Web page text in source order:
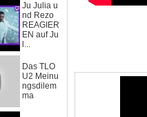
Ju Julia u
nd Rezo
REAGIER
EN auf Ju
l...
Das TLO
U2 Meinu
ngsdilem
ma